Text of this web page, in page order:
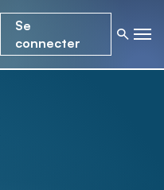
Se
connecter